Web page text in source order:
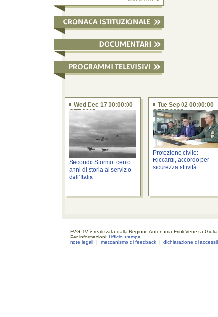
Wed Dec 17 00:00:00
CET 2025
Secondo Stormo: cento
anni di storia al servizio
dell’Italia
Tue Sep 02 00:00:00
CEST 2025
Protezione civile:
Riccardi, accordo per
sicurezza attività ...
FVG.TV è realizzata dalla Regione Autonoma Friuli Venezia Giulia
Per informazioni:Ufficio stampa
note legali |meccanismo di feedback |dichiarazione di